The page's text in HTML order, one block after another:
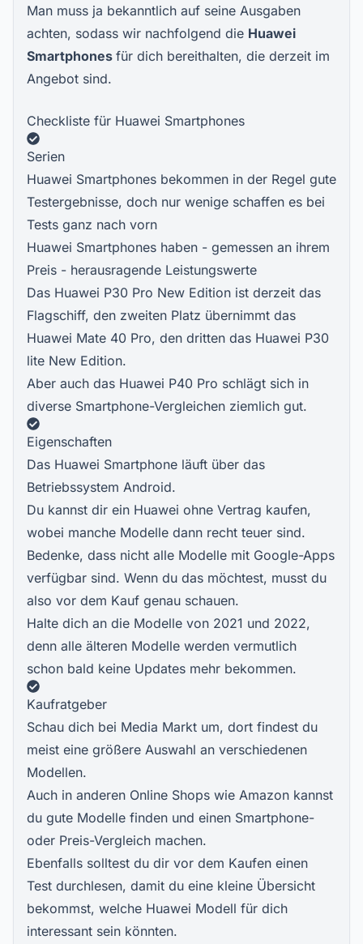
Man muss ja bekanntlich auf seine Ausgaben
achten, sodass wir nachfolgend die Huawei
Smartphones für dich bereithalten, die derzeit im
Angebot sind.
Checkliste für Huawei Smartphones
Serien
Huawei Smartphones bekommen in der Regel gute
Testergebnisse, doch nur wenige schaffen es bei
Tests ganz nach vorn
Huawei Smartphones haben - gemessen an ihrem
Preis - herausragende Leistungswerte
Das Huawei P30 Pro New Edition ist derzeit das
Flagschiff, den zweiten Platz übernimmt das
Huawei Mate 40 Pro, den dritten das Huawei P30
lite New Edition.
Aber auch das Huawei P40 Pro schlägt sich in
diverse Smartphone-Vergleichen ziemlich gut.
Eigenschaften
Das Huawei Smartphone läuft über das
Betriebssystem Android.
Du kannst dir ein Huawei ohne Vertrag kaufen,
wobei manche Modelle dann recht teuer sind.
Bedenke, dass nicht alle Modelle mit Google-Apps
verfügbar sind. Wenn du das möchtest, musst du
also vor dem Kauf genau schauen.
Halte dich an die Modelle von 2021 und 2022,
denn alle älteren Modelle werden vermutlich
schon bald keine Updates mehr bekommen.
Kaufratgeber
Schau dich bei Media Markt um, dort findest du
meist eine größere Auswahl an verschiedenen
Modellen.
Auch in anderen Online Shops wie Amazon kannst
du gute Modelle finden und einen Smartphone-
oder Preis-Vergleich machen.
Ebenfalls solltest du dir vor dem Kaufen einen
Test durchlesen, damit du eine kleine Übersicht
bekommst, welche Huawei Modell für dich
interessant sein könnten.